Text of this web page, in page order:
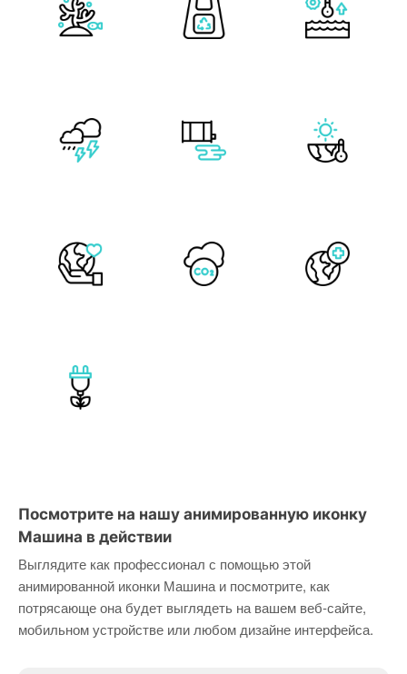
Посмотрите на нашу анимированную иконку
Машина в действии
Выглядите как профессионал с помощью этой
анимированной иконки Машина и посмотрите, как
потрясающе она будет выглядеть на вашем веб-сайте,
мобильном устройстве или любом дизайне интерфейса.